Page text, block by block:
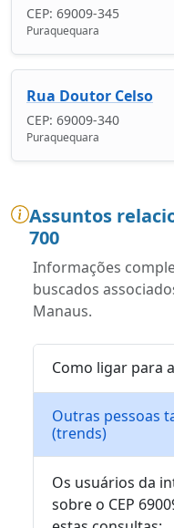
CEP: 69009-345
Puraquequara
Rua Doutor Celso
CEP: 69009-340
Puraquequara
Assuntos
700
Informações
buscados
Manaus.
Como ligar para
Outras pessoas
(trends)
Os usuários da
sobre o CEP